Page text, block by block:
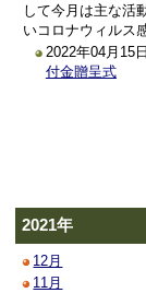
して今月は主な活
いコロナウィルス
2022年04月15
付金贈呈式
2021年
12月
11月